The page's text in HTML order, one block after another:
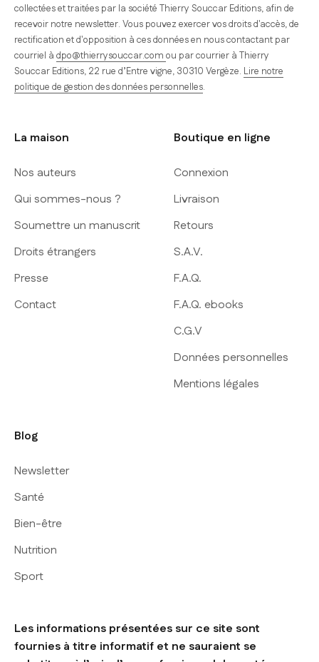
collectées et traitées par la société Thierry Souccar Editions, afin de
recevoir notre newsletter. Vous pouvez exercer vos droits d'accès, de
rectification et d'opposition à ces données en nous contactant par
courriel à dpo@thierrysouccar.com ou par courrier à Thierry
Souccar Editions, 22 rue d’Entre vigne, 30310 Vergèze. Lire notre
politique de gestion des données personnelles.
La maison
Nos auteurs
Qui sommes-nous ?
Soumettre un manuscrit
Droits étrangers
Presse
Contact
Boutique en ligne
Connexion
Livraison
Retours
S.A.V.
F.A.Q.
F.A.Q. ebooks
C.G.V
Données personnelles
Mentions légales
Blog
Newsletter
Santé
Bien-être
Nutrition
Sport
Les informations présentées sur ce site sont
fournies à titre informatif et ne sauraient se